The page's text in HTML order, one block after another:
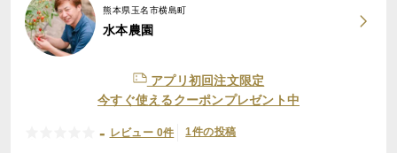
熊本県玉名市横島町
水本農園
アプリ初回注文限定
今すぐ使えるクーポンプレゼント中
- レビュー 0件 1件の投稿